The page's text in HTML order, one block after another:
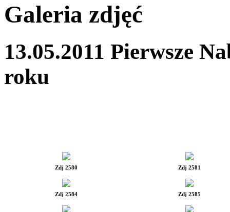
Galeria zdjęć
13.05.2011 Pierwsze
roku
Zdj 2580 Zdj 2581
Zdj 2584 Zdj 2585